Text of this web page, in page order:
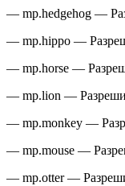
— mp.hedgehog —
— mp.hippo —
— mp.horse —
— mp.lion —
— mp.monkey —
— mp.mouse —
— mp.otter —